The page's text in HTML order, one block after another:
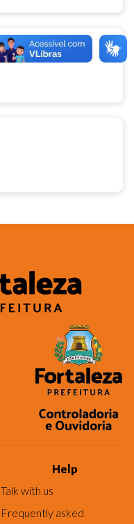
Help
Talk with us
Frequently asked